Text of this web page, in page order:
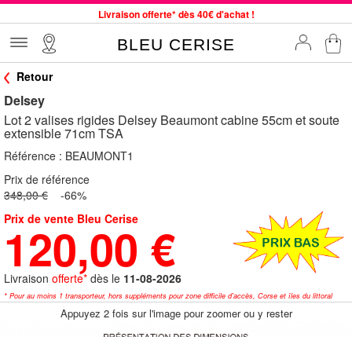
Livraison offerte* dès 40€ d'achat !
Commande avant 12h expédiée le jour même, du lundi au vendredi
Jusqu'à -75% sur le site du 29/07 au 27/08
BLEU CERISE
Retour
Delsey
Lot 2 valises rigides Delsey Beaumont cabine 55cm et soute
extensible 71cm TSA
Référence : BEAUMONT1
Prix de référence
348,00 € -66%
Prix de vente Bleu Cerise
120,00 €
Livraison offerte* dès le 11-08-2026
* Pour au moins 1 transporteur, hors suppléments pour zone difficile d'accès, Corse et îles du littoral
Appuyez 2 fois sur l'image pour zoomer ou y rester